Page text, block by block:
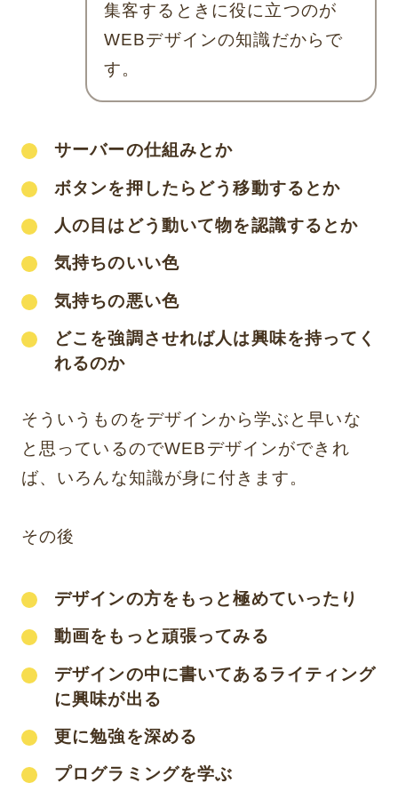
集客するときに役に立つのが
WEBデザインの知識だからで
す。
サーバーの仕組みとか
ボタンを押したらどう移動するとか
人の目はどう動いて物を認識するとか
気持ちのいい色
気持ちの悪い色
どこを強調させれば人は興味を持ってく
れるのか
そういうものをデザインから学ぶと早いな
と思っているのでWEBデザインができれ
ば、いろんな知識が身に付きます。
その後
デザインの方をもっと極めていったり
動画をもっと頑張ってみる
デザインの中に書いてあるライティング
に興味が出る
更に勉強を深める
プログラミングを学ぶ